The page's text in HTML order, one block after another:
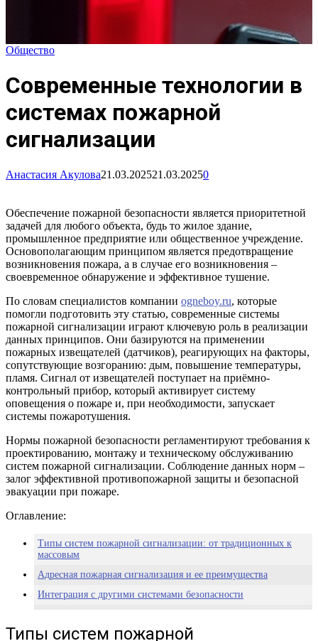
Общество
Современные технологии в
системах пожарной
сигнализации
Анастасия Акулова21.03.202521.03.20250
Обеспечение пожарной безопасности является приоритетной
задачей для любого объекта, будь то жилое здание,
промышленное предприятие или общественное учреждение.
Основополагающим принципом является предотвращение
возникновения пожара, а в случае его возникновения –
своевременное обнаружение и эффективное тушение.
По словам специалистов компании ogneboy.ru, которые
помогли подготовить эту статью, современные системы
пожарной сигнализации играют ключевую роль в реализации
данных принципов. Они базируются на применении
пожарных извещателей (датчиков), реагирующих на факторы,
сопутствующие возгоранию: дым, повышение температуры,
пламя. Сигнал от извещателей поступает на приёмно-
контрольный прибор, который активирует систему
оповещения о пожаре и, при необходимости, запускает
системы пожаротушения.
Нормы пожарной безопасности регламентируют требования к
проектированию, монтажу и техническому обслуживанию
систем пожарной сигнализации. Соблюдение данных норм –
залог эффективной противопожарной защиты и безопасной
эвакуации при пожаре.
Оглавление:
Типы систем пожарной сигнализации: от традиционных к
массовым
Адресная пожарная сигнализация и ее преимущества
Интеграция с другими системами безопасности
Типы систем пожарной